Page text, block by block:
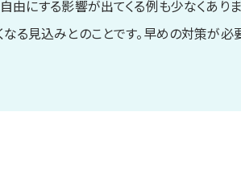
にする影響が出てくる例も少なくありま
見込みとのことです。早めの対策が必